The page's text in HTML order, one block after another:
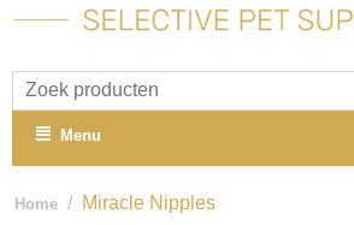
Menu
Home / Miracle Nipples